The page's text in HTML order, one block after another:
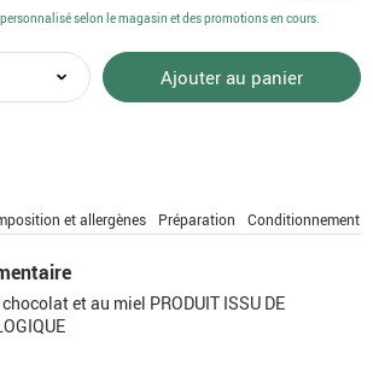
Ajouter au panier
selon le magasin et des promotions en cours.
et allergènes Préparation Conditionnement
et au miel PRODUIT ISSU DE